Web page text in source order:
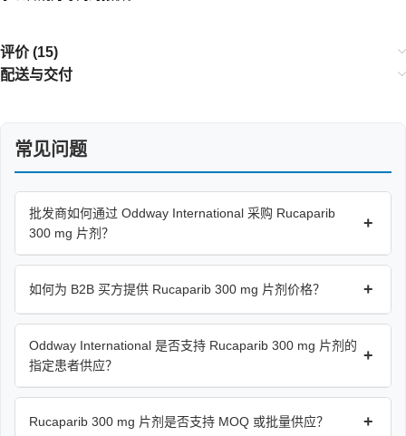
评价 (15)
配送与交付
常见问题
批发商如何通过 Oddway International 采购 Rucaparib
300 mg 片剂？
+
如何为 B2B 买方提供 Rucaparib 300 mg 片剂价格？ +
Oddway International 是否支持 Rucaparib 300 mg 片剂的
指定患者供应？
+
Rucaparib 300 mg 片剂是否支持 MOQ 或批量供应？ +